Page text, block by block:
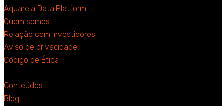
Aquarela Data Platform
Quem somos
Relação com Investidores
Aviso de privacidade
Código de Ética
Conteúdos
Blog